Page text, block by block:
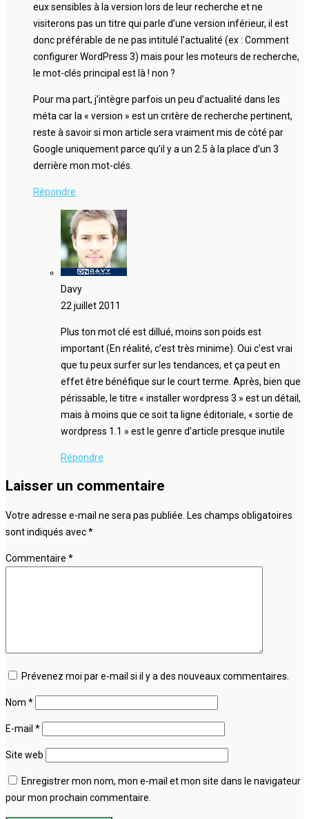
eux sensibles à la version lors de leur recherche et ne
visiterons pas un titre qui parle d’une version inférieur, il est
donc préférable de ne pas intitulé l’actualité (ex : Comment
configurer WordPress 3) mais pour les moteurs de recherche,
le mot-clés principal est là ! non ?
Pour ma part, j’intègre parfois un peu d’actualité dans les
méta car la « version » est un critère de recherche pertinent,
reste à savoir si mon article sera vraiment mis de côté par
Google uniquement parce qu’il y a un 2.5 à la place d’un 3
derrière mon mot-clés.
Répondre
Davy
22 juillet 2011
Plus ton mot clé est dillué, moins son poids est
important (En réalité, c’est très minime). Oui c’est vrai
que tu peux surfer sur les tendances, et ça peut en
effet être bénéfique sur le court terme. Après, bien que
périssable, le titre « installer wordpress 3 » est un détail,
mais à moins que ce soit ta ligne éditoriale, « sortie de
wordpress 1.1 » est le genre d’article presque inutile
Répondre
Laisser un commentaire
Votre adresse e-mail ne sera pas publiée. Les champs obligatoires
sont indiqués avec*
Commentaire *
Prévenez moi par e-mail si il y a des nouveaux commentaires.
Nom *
E-mail *
Site web
Enregistrer mon nom, mon e-mail et mon site dans le navigateur
pour mon prochain commentaire.